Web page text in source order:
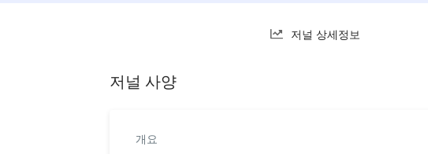
저널 상세정보
저널 사양
개요